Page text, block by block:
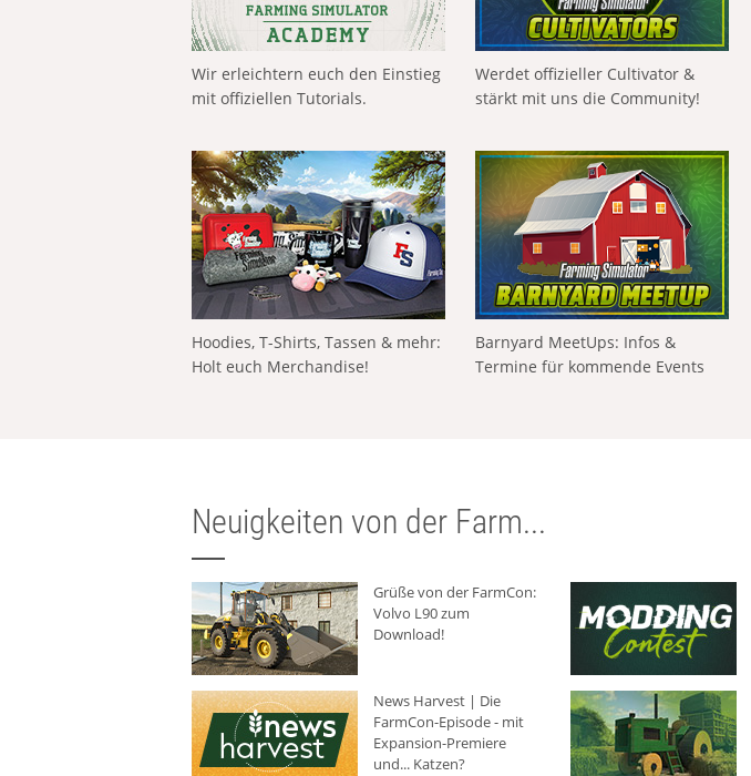
Wir erleichtern euch den Einstieg
mit offiziellen Tutorials.
Werdet offizieller Cultivator &
stärkt mit uns die Community!
Hoodies, T-Shirts, Tassen & mehr:
Holt euch Merchandise!
Barnyard MeetUps: Infos &
Termine für kommende Events
Neuigkeiten von der Farm...
Grüße von der FarmCon:
Volvo L90 zum
Download!
News Harvest | Die
FarmCon-Episode - mit
Expansion-Premiere
und... Katzen?